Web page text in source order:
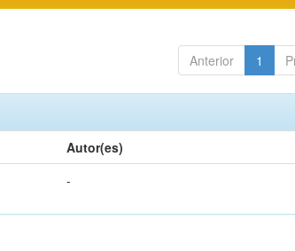
Anterior 1
Autor(es)
-